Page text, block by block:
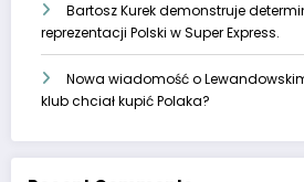
Bartosz Kurek demonstruje
reprezentacji Polski w Super Express.
Nowa wiadomość o
klub chciał kupić Polaka?